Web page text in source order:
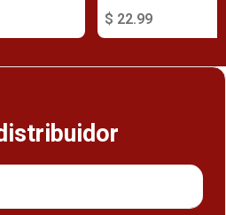
$ 22.99